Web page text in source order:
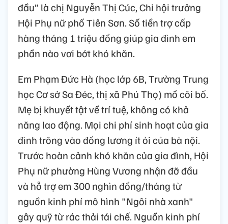
đầu” là chị Nguyễn Thị Cúc, Chi hội trưởng
Hội Phụ nữ phố Tiên Sơn. Số tiền trợ cấp
hàng tháng 1 triệu đồng giúp gia đình em
phần nào vơi bớt khó khăn.
Em Phạm Đức Hà (học lớp 6B, Trường Trung
học Cơ sở Sa Đéc, thị xã Phú Thọ) mồ côi bố.
Mẹ bị khuyết tật về trí tuệ, không có khả
năng lao động. Mọi chi phí sinh hoạt của gia
đình trông vào đồng lương ít ỏi của bà nội.
Trước hoàn cảnh khó khăn của gia đình, Hội
Phụ nữ phường Hùng Vương nhận đỡ đầu
và hỗ trợ em 300 nghìn đồng/tháng từ
nguồn kinh phí mô hình "Ngôi nhà xanh"
gây quỹ từ rác thải tái chế. Nguồn kinh phí